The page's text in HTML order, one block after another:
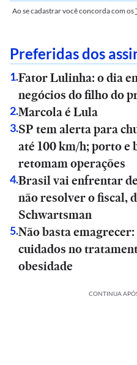
Ao se cadastrar você concorda com os
Preferidas dos
1.Fator Lulinha: o dia
negócios do filho do
2.Marcola é Lula
3.SP tem alerta para
até 100 km/h; porto e
retomam operações
4.Brasil vai enfrentar
não resolver o fiscal,
Schwartsman
5.Não basta
cuidados no
obesidade
CONTINUA